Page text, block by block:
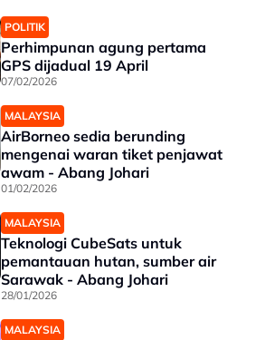
POLITIK
Perhimpunan agung pertama
GPS dijadual 19 April
07/02/2026
MALAYSIA
AirBorneo sedia berunding
mengenai waran tiket penjawat
awam - Abang Johari
01/02/2026
MALAYSIA
Teknologi CubeSats untuk
pemantauan hutan, sumber air
Sarawak - Abang Johari
28/01/2026
MALAYSIA